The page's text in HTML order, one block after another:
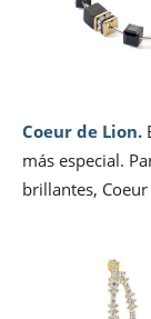
Coeur de Lion.
más especial.
brillantes,